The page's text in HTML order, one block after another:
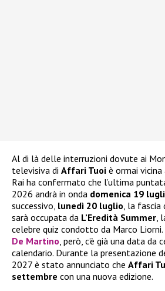
Al di là delle interruzioni dovute ai
televisiva di Affari Tuoi è ormai
Rai ha confermato che l’ultima
2026 andrà in onda domenica 19
successivo, lunedì 20 luglio, la fascia
sarà occupata da L’Eredità Summer,
celebre quiz condotto da Marco Liorni.
De Martino, però, c’è già una data da
calendario. Durante la presentazione
2027 è stato annunciato che Affari
settembre con una nuova edizione.